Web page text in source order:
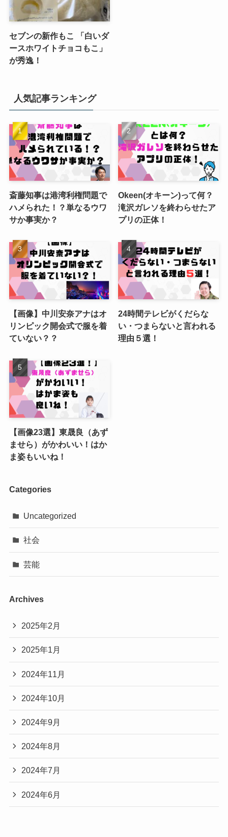
セブンの新作もこ 「白いダ
ースホワイトチョコもこ」
が秀逸！
人気記事ランキング
斎藤知事は港湾利権問題で
ハメられた！？単なるウワ
サか事実か？
Okeen(オキーン)って何？
滝沢ガレソを終わらせたア
プリの正体！
【画像】中川安奈アナはオ
リンピック開会式で服を着
ていない？？
24時間テレビがくだらな
い・つまらないと言われる
理由５選！
【画像23選】東晟良（あず
ませら）がかわいい！はか
ま姿もいいね！
Categories
Uncategorized
社会
芸能
Archives
2025年2月
2025年1月
2024年11月
2024年10月
2024年9月
2024年8月
2024年7月
2024年6月